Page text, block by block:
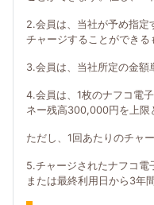
2.会員は、当社が予め指定
チャージすることができる
3.会員は、当社所定の金額
4.会員は、1枚のナフコ電
ネー残高300,000円を上限
ただし、1回あたりのチャ
5.チャージされたナフコ電
または最終利用日から3年